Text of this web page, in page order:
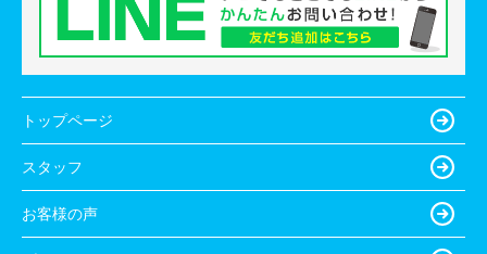
トップページ
スタッフ
お客様の声